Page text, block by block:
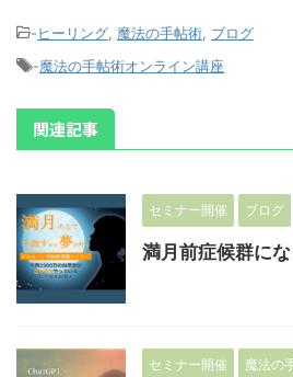
-ヒーリング 魔法の手帖術 ブログ
-魔法の手帖術オンライン講座
関連記事
セミナー開催 ブログ
満月前症候群に
セミナー開催 魔法の